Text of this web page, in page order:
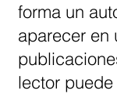
forma un
aparecer en
lector